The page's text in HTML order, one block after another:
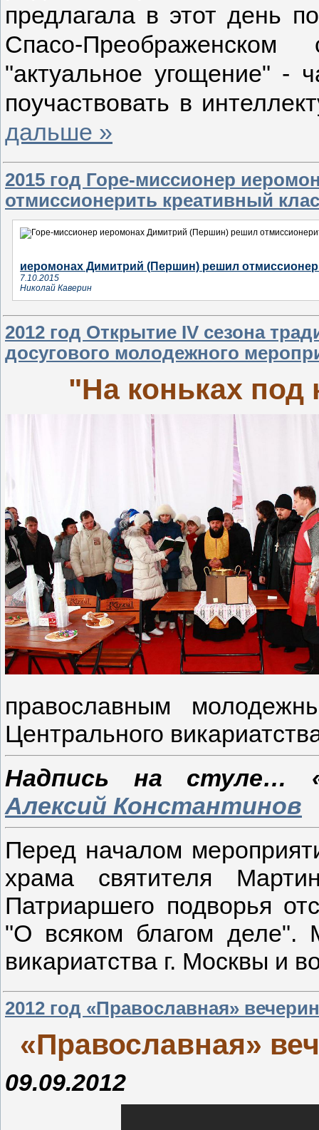
предлагала в этот день
Спасо-
"актуальное
поучаствовать в
дальше »
2015 год Горе-миссионер
отмиссионерить креативный
иеромонах Димитрий (Першин) решил
7.10.2015
Николай Каверин
2012 год Открытие IV сезона
досугового молодежного
"На коньках под
православным
Центрального
Надпись на стуле…
Алексий Константинов
Перед началом
храма святителя
Патриаршего подворья
"О всяком благом деле".
викариатства г. Москвы и
2012 год «Православная»
«Православная»
09.09.2012